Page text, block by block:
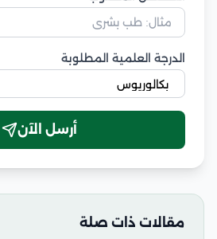
الدرجة العلمية المطلوبة
أرسل الآن
مقالات ذات صلة